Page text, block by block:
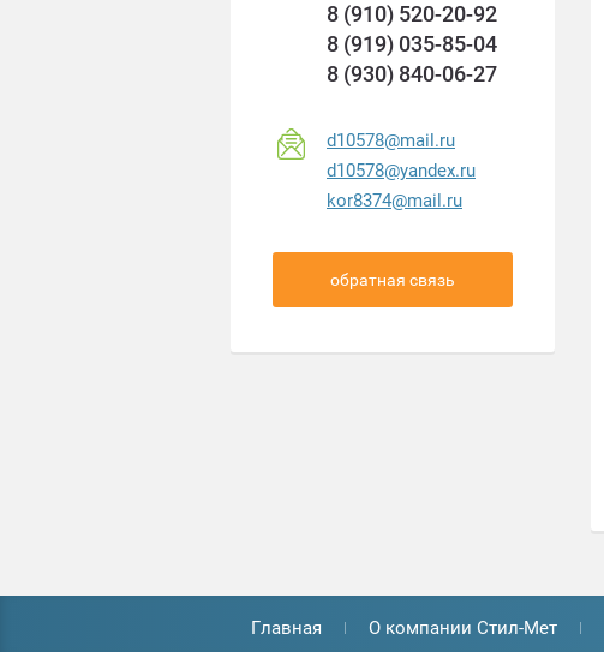
8 (910) 520-20-92
8 (919) 035-85-04
8 (930) 840-06-27
d10578@mail.ru
d10578@yandex.ru
kor8374@mail.ru
обратная связь
Главная О компании Стил-Мет